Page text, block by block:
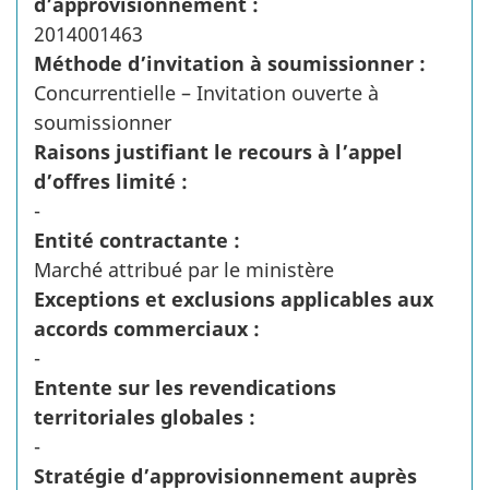
2014001463
Méthode d’invitation à soumissionner :
Concurrentielle – Invitation ouverte à
soumissionner
Raisons justifiant le recours à l’appel
d’offres limité :
-
Entité contractante :
Marché attribué par le ministère
Exceptions et exclusions applicables aux
accords commerciaux :
-
Entente sur les revendications
territoriales globales :
-
Stratégie d’approvisionnement auprès